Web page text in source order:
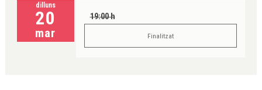
dilluns
20
mar
19:00 h
Finalitzat